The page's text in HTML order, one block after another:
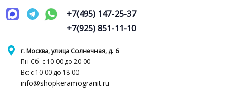
г. Москва, улица Солнечная, д. 6
Пн-Сб: с 10-00 до 20-00
Вс: с 10-00 до 18-00
info@shopkeramogranit.ru
+7(495) 147-25-37
+7(925) 851-11-10